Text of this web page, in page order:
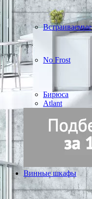
Встраиваемые
No Frost
Бирюса
Atlant
Винные шкафы